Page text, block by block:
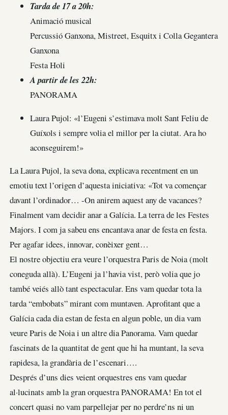
Tarda de 17 a 20h:
Animació musical
Percussió Ganxona, Mistreet, Esquitx i Colla Gegantera
Ganxona
Festa Holi
A partir de les 22h:
PANORAMA
Laura Pujol: «l’Eugeni s’estimava molt Sant Feliu de
Guíxols i sempre volia el millor per la ciutat. Ara ho
aconseguirem!»
La Laura Pujol, la seva dona, explicava recentment en un
emotiu text l’origen d’aquesta iniciativa: «Tot va començar
davant l’ordinador… -On anirem aquest any de vacances?
Finalment vam decidir anar a Galícia. La terra de les Festes
Majors. I com ja sabeu ens encantava anar de festa en festa.
Per agafar idees, innovar, conèixer gent…
El nostre objectiu era veure l’orquestra Paris de Noia (molt
coneguda allà). L’Eugeni ja l’havia vist, però volia que jo
també veiés allò tant espectacular. Ens vam quedar tota la
tarda “embobats” mirant com muntaven. Aprofitant que a
Galícia cada dia estan de festa en algun poble, un dia vam
veure Paris de Noia i un altre dia Panorama. Vam quedar
fascinats de la quantitat de gent que hi ha muntant, la seva
rapidesa, la grandària de l’escenari….
Després d’uns dies veient orquestres ens vam quedar
al·lucinats amb la gran orquestra PANORAMA! En tot el
concert quasi no vam parpellejar per no perdre’ns ni un